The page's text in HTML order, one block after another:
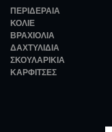
ΠΕΡΙΔΈΡΑΙΑ
ΚΟΛΙΈ
ΒΡΑΧΙΌΛΙΑ
ΔΑΧΤΥΛΊΔΙΑ
ΣΚΟΥΛΑΡΊΚΙΑ
ΚΑΡΦΊΤΣΕΣ